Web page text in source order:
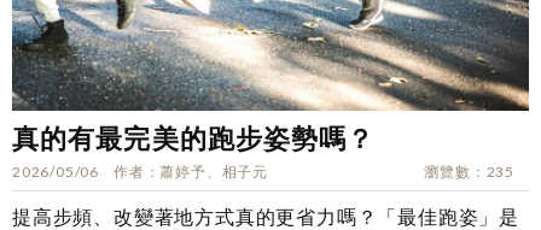
真的有最完美的跑步姿勢嗎？
2026/05/06 作者 蕭婷予、相子元 瀏覽數 235
提高步頻、改變著地方式真的更省力嗎？「最佳跑姿」是